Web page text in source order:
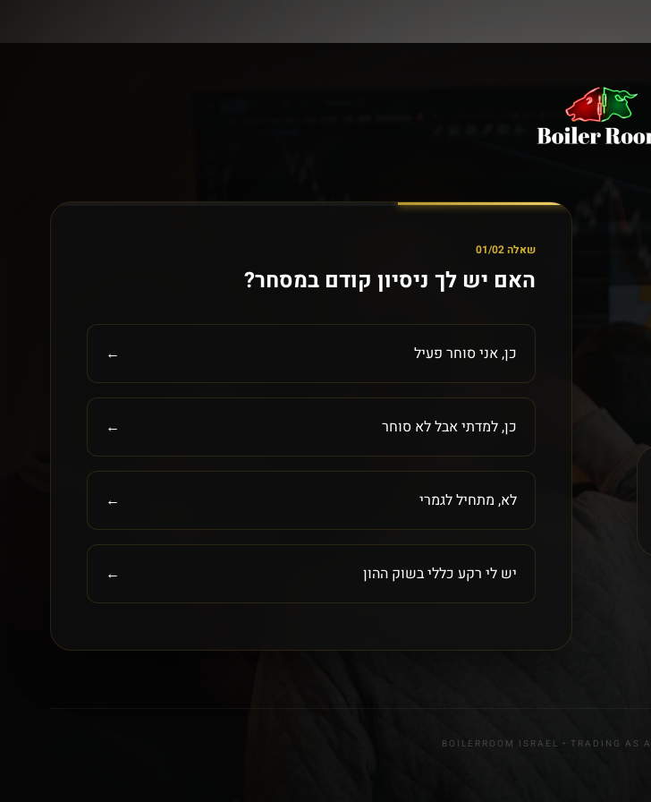
שאלה 01/02
האם יש לך ניסיון קודם במסחר?
כן, אני סוחר פעיל ←
כן, למדתי אבל לא סוחר ←
לא, מתחיל לגמרי ←
יש לי רקע כללי בשוק ההון ←